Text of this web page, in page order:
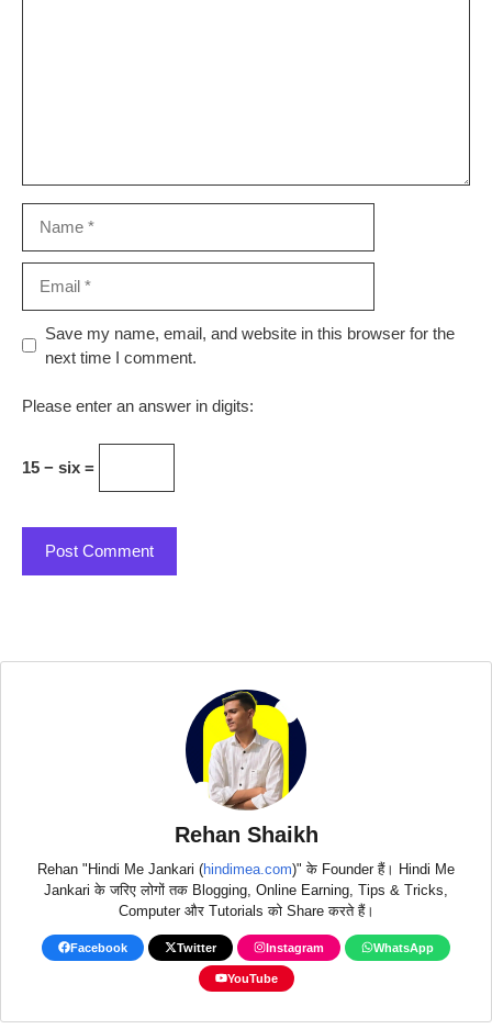
Website
Save my name, email, and website in this browser for the
next time I comment.
Please enter an answer in digits:
15 − six =
Rehan Shaikh
Rehan "Hindi Me Jankari (hindimea.com)" के Founder हैं। Hindi Me
Jankari के जरिए लोगों तक Blogging, Online Earning, Tips & Tricks,
Computer और Tutorials को Share करते हैं।
Facebook Twitter Instagram WhatsApp
YouTube